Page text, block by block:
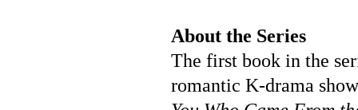
About the Series
The first book in the
romantic K-drama